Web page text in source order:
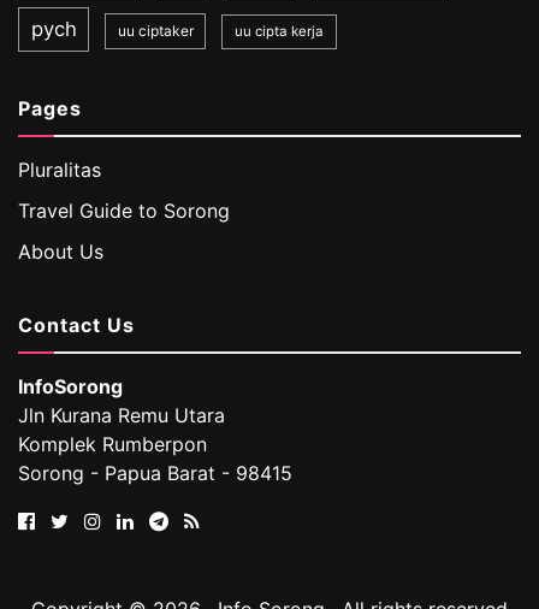
pych uu ciptaker uu cipta kerja
Pages
Pluralitas
Travel Guide to Sorong
About Us
Contact Us
InfoSorong
Jln Kurana Remu Utara
Komplek Rumberpon
Sorong - Papua Barat - 98415